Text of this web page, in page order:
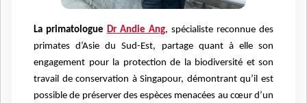
La primatologue Dr Andie Ang, spécialiste reconnue des
primates d’Asie du Sud-Est, partage quant à elle son
engagement pour la protection de la biodiversité et son
travail de conservation à Singapour, démontrant qu’il est
possible de préserver des espèces menacées au cœur d’un